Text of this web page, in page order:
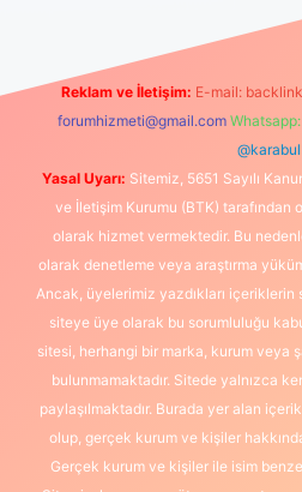
Reklam ve İletişim: E-mail:
forumhizmeti@gmail.com
@karabul
Yasal Uyarı: Sitemiz, 5651 Sayılı
ve İletişim Kurumu (BTK) tarafından
olarak hizmet vermektedir. Bu
olarak denetleme veya araştırma
Ancak, üyelerimiz yazdıkları içeriklerin
siteye üye olarak bu sorumluluğu
sitesi, herhangi bir marka, kurum veya
bulunmamaktadır. Sitede yalnızca
paylaşılmaktadır. Burada yer alan
olup, gerçek kurum ve kişiler
Gerçek kurum ve kişiler ile isim